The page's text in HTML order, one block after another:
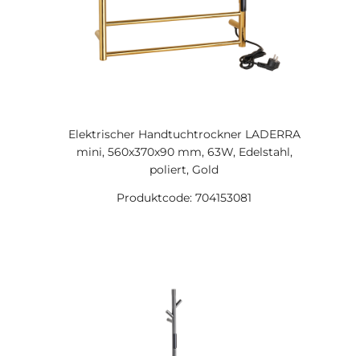
Elektrischer Handtuchtrockner LADERRA
mini, 560x370x90 mm, 63W, Edelstahl,
poliert, Gold
Produktcode: 704153081